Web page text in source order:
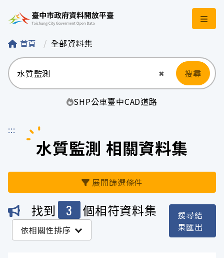
臺中市政府資料開
首頁 全部資料集
✖ 清空輸入
搜尋
SHP公車臺中CAD道路
:::
水質監測 相關資料集
展開篩選條件
機關找到 3 個相符資料集
依相關性排序
搜尋結
果匯出